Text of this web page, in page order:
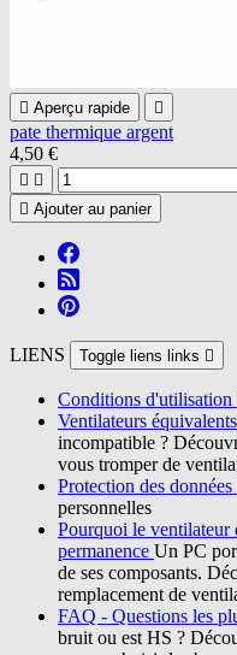
 Aperçu rapide 
pate thermique argent
4,50 €
 
 Ajouter au panier
LIENS Toggle liens links 
Conditions d'utilisation
Ventilateurs équivalents
incompatible ?
vous tromper de
Protection des données
personnelles
Pourquoi le ventilateur
permanence Un PC
de ses composants.
remplacement de
FAQ - Questions les
bruit ou est HS ?